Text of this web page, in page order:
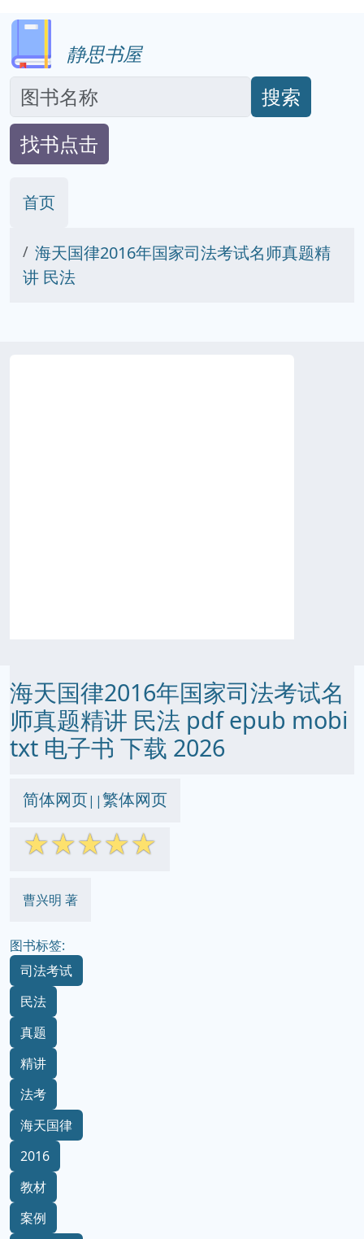
静思书屋
搜索
找书点击
首页
海天国律2016年国家司法考试名师真题精
讲 民法
海天国律2016年国家司法考试名
师真题精讲 民法 pdf epub mobi
txt 电子书 下载 2026
简体网页||繁体网页
☆☆☆☆☆
曹兴明 著
图书标签:
司法考试
民法
真题
精讲
法考
海天国律
2016
教材
案例